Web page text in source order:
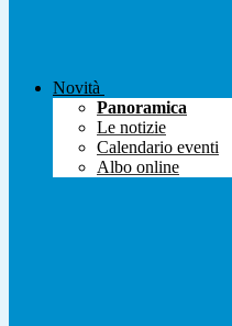
Novità
Panoramica
Le notizie
Calendario eventi
Albo online